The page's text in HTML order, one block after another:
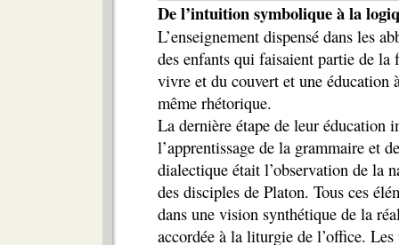
De l’intuition symbolique à la
L’enseignement dispensé dans les
des enfants qui faisaient partie de
vivre et du couvert et une éducation
même rhétorique.
La dernière étape de leur éducation
l’apprentissage de la grammaire et
dialectique était l’observation de la
des disciples de Platon. Tous ces
dans une vision synthétique de la
accordée à la liturgie de l’office. Les